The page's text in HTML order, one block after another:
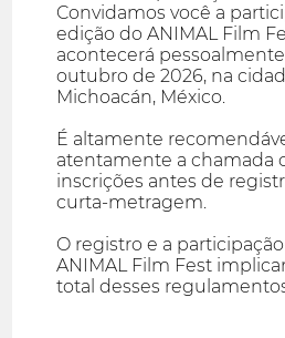
Convidamos você a
edição do ANIMAL Film
acontecerá pessoalmente
outubro de 2026, na
Michoacán, México.
É altamente
atentamente a chamada
inscrições antes de
curta-metragem.
O registro e a
ANIMAL Film Fest
total desses